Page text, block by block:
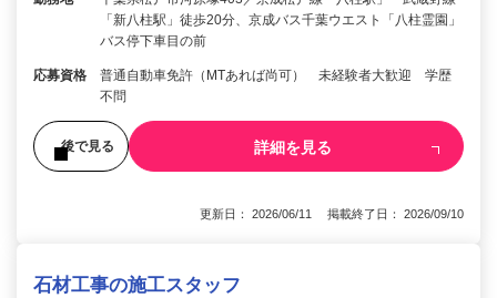
「新八柱駅」徒歩20分、京成バス千葉ウエスト「八柱霊園」
バス停下車目の前
応募資格
普通自動車免許（MTあれば尚可） 未経験者大歓迎 学歴
不問
後で見る 詳細を見る
更新日： 2026/06/11 掲載終了日： 2026/09/10
石材工事の施工スタッフ